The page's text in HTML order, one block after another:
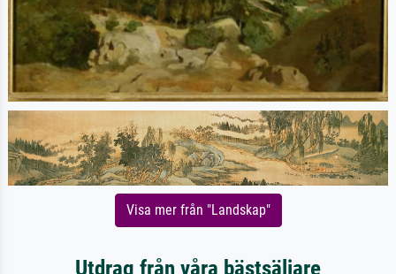
Visa mer från "Landskap"
Utdrag från våra bästsäljare